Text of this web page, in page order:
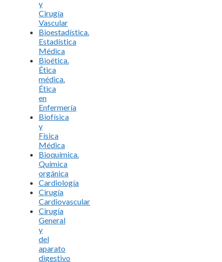
y
Cirugía
Vascular
Bioestadística.
Estadística
Médica
Bioética.
Ética
médica.
Ética
en
Enfermería
Biofísica
y
Física
Médica
Bioquímica.
Química
orgánica
Cardiología
Cirugía
Cardiovascular
Cirugía
General
y
del
aparato
digestivo